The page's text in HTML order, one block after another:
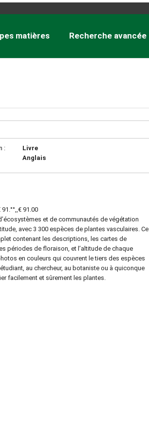
matières Recherche avancée
:
Livre
Anglais
91.00
et de communautés de végétation
avec 3 300 espèces de plantes vasculaires. Ce
contenant les descriptions, les cartes de
périodes de floraison, et l’altitude de chaque
en couleurs qui couvrent le tiers des espèces
au chercheur, au botaniste ou à quiconque
facilement et sûrement les plantes.